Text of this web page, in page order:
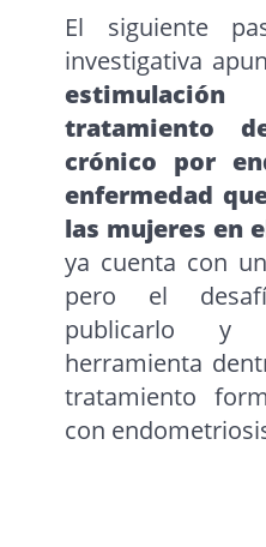
El siguiente
investigativa
tratamiento
crónico por
enfermedad
las mujeres en
ya cuenta con
pero el
publicarlo y
herramienta
tratamiento
con